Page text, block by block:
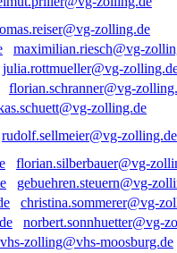
zolling.de
maximilian.riesch@vg-
julia.rottmueller@vg-
florian.schranner@vg-
zolling.de
rudolf.sellmeier@vg-zolling.de
florian.silberbauer@vg-
gebuehren.steuern@vg-
christina.sommerer@vg-
norbert.sonnhuetter@vg-
vhs-zolling@vhs-moosburg.de